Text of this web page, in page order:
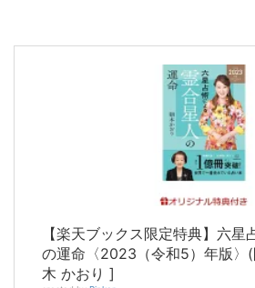
【楽天ブックス限定特典】六星
の運命〈2023（令和5）年版〉
木 かおり ]